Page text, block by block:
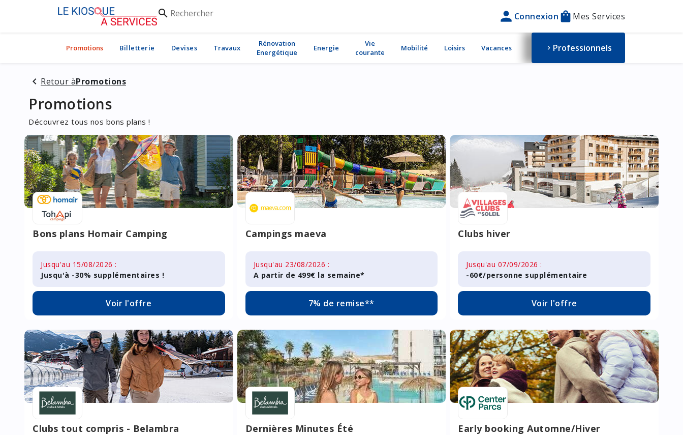
search
Rechercher person Connexion shopping_bag Mes Services
Promotions Billetterie Devises Travaux
Rénovation
Energétique
Energie
Vie
courante
Mobilité Loisirs Vacances chevron_right Professionnels
Retour àPromotions
Promotions
Découvrez tous nos bons plans !
Bons plans Homair Camping
Jusqu'au 15/08/2026 :
Jusqu'à -30% supplémentaires !
Voir l'offre
Campings maeva
Jusqu'au 23/08/2026 :
A partir de 499€ la semaine*
7% de remise**
Clubs hiver
Jusqu'au 07/09/2026 :
-60€/personne supplémentaire
Voir l'offre
Clubs tout compris - Belambra Dernières Minutes Été Early booking Automne/Hiver